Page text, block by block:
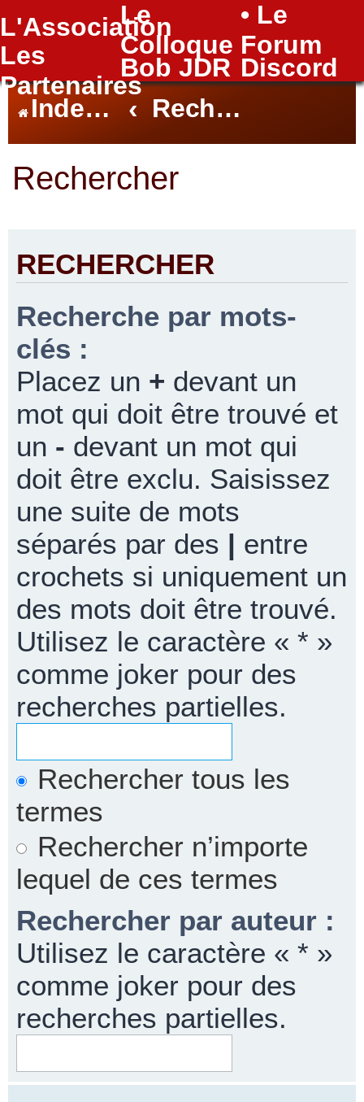
L'Association
Le
Colloque
• Le
Forum
Les
Partenaires
Bob JDR Discord
FAQ
Index du forum Rechercher
Rechercher
RECHERCHER
Recherche par mots-
clés :
Placez un + devant un
mot qui doit être trouvé et
un - devant un mot qui
doit être exclu. Saisissez
une suite de mots
séparés par des | entre
crochets si uniquement un
des mots doit être trouvé.
Utilisez le caractère « * »
comme joker pour des
recherches partielles.
Rechercher tous les
termes
Rechercher n’importe
lequel de ces termes
Rechercher par auteur :
Utilisez le caractère « * »
comme joker pour des
recherches partielles.